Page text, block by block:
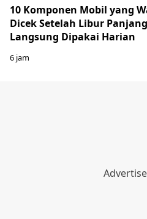
10 Komponen Mobil yang
Dicek Setelah Libur
Langsung Dipakai Harian
6 jam